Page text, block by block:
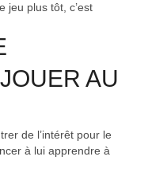
jeu plus tôt, c’est
AU
de l’intérêt pour le
à lui apprendre à